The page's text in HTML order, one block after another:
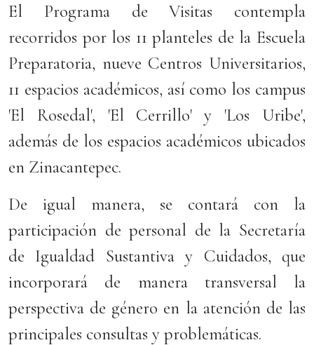
El Programa de Visitas contempla
recorridos por los 11 planteles de la Escuela
Preparatoria, nueve Centros Universitarios,
11 espacios académicos, así como los campus
'El Rosedal', 'El Cerrillo' y 'Los Uribe',
además de los espacios académicos ubicados
en Zinacantepec.
De igual manera, se contará con la
participación de personal de la Secretaría
de Igualdad Sustantiva y Cuidados, que
incorporará de manera transversal la
perspectiva de género en la atención de las
principales consultas y problemáticas.